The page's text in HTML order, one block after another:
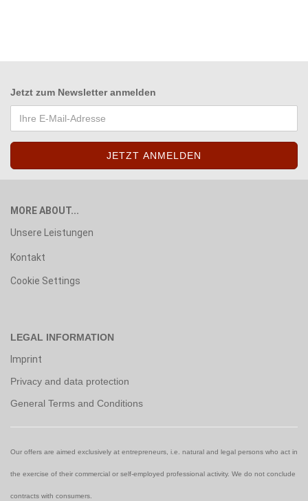
Jetzt zum Newsletter anmelden
MORE ABOUT...
Unsere Leistungen
Kontakt
Cookie Settings
LEGAL INFORMATION
Imprint
Privacy and data protection
General Terms and Conditions
Our offers are aimed exclusively at entrepreneurs, i.e. natural and legal persons who act in
the exercise of their commercial or self-employed professional activity. We do not conclude
contracts with consumers.